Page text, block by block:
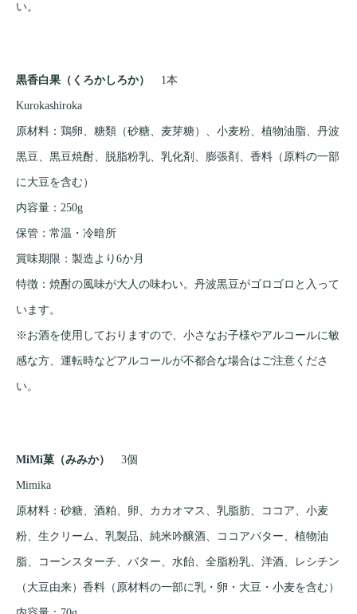
い。
黒香白果（くろかしろか） 1本
Kurokashiroka
原材料：鶏卵、糖類（砂糖、麦芽糖）、小麦粉、植物油脂、丹波
黒豆、黒豆焼酎、脱脂粉乳、乳化剤、膨張剤、香料（原料の一部
に大豆を含む）
内容量：250g
保管：常温・冷暗所
賞味期限：製造より6か月
特徴：焼酎の風味が大人の味わい。丹波黒豆がゴロゴロと入って
います。
※お酒を使用しておりますので、小さなお子様やアルコールに敏
感な方、運転時などアルコールが不都合な場合はご注意くださ
い。
MiMi菓（みみか） 3個
Mimika
原材料：砂糖、酒粕、卵、カカオマス、乳脂肪、ココア、小麦
粉、生クリーム、乳製品、純米吟醸酒、ココアバター、植物油
脂、コーンスターチ、バター、水飴、全脂粉乳、洋酒、レシチン
（大豆由来）香料（原材料の一部に乳・卵・大豆・小麦を含む）